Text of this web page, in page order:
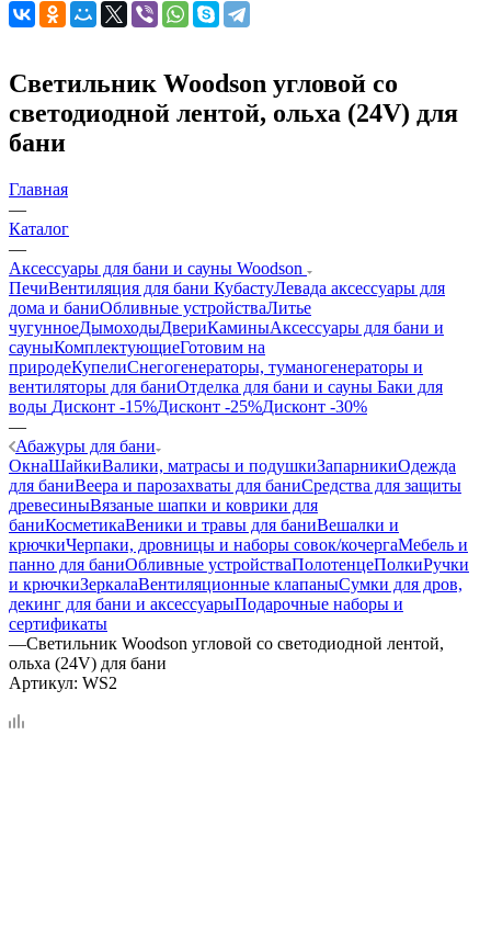
Светильник Woodson угловой со
светодиодной лентой, ольха (24V) для
бани
Главная
—
Каталог
—
Аксессуары для бани и сауны Woodson
ПечиВентиляция для бани КубастуЛевада аксессуары для
дома и баниОбливные устройстваЛитье
чугунноеДымоходыДвериКаминыАксессуары для бани и
сауныКомплектующиеГотовим на
природеКупелиСнегогенераторы, туманогенераторы и
вентиляторы для баниОтделка для бани и сауны Баки для
воды Дисконт -15%Дисконт -25%Дисконт -30%
—
Абажуры для бани
ОкнаШайкиВалики, матрасы и подушкиЗапарникиОдежда
для баниВеера и парозахваты для баниСредства для защиты
древесиныВязаные шапки и коврики для
баниКосметикаВеники и травы для баниВешалки и
крючкиЧерпаки, дровницы и наборы совок/кочергаМебель и
панно для баниОбливные устройстваПолотенцеПолкиРучки
и крючкиЗеркалаВентиляционные клапаныСумки для дров,
декинг для бани и аксессуарыПодарочные наборы и
сертификаты
—Светильник Woodson угловой со светодиодной лентой,
ольха (24V) для бани
Артикул: WS2